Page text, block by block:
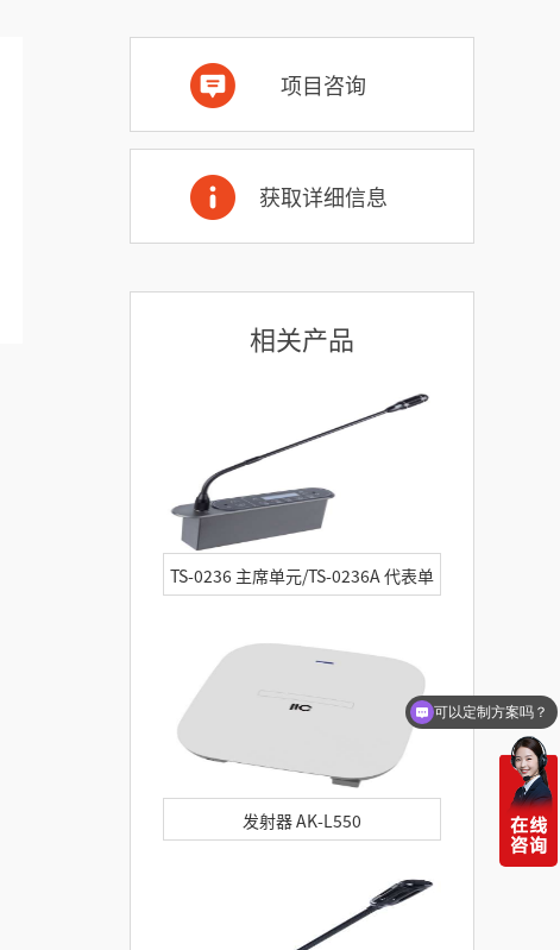
项目咨询
获取详细信息
相关产品
TS-0236 主席单元/TS-0236A 代表单
发射器 AK-L550
你们电话多少
可以定制方案吗？